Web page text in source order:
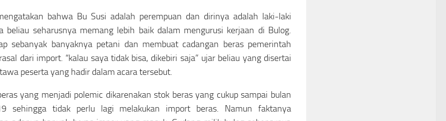
bahwa Bu Susi adalah perempuan dan dirinya adalah laki-laki
beliau seharusnya memang lebih baik dalam mengurusi kerjaan di Bulog.
sebanyak banyaknya petani dan membuat cadangan beras pemerintah
dari import. “kalau saya tidak bisa, dikebiri saja” ujar beliau yang disertai
peserta yang hadir dalam acara tersebut.
yang menjadi polemic dikarenakan stok beras yang cukup sampai bulan
sehingga tidak perlu lagi melakukan import beras. Namun faktanya